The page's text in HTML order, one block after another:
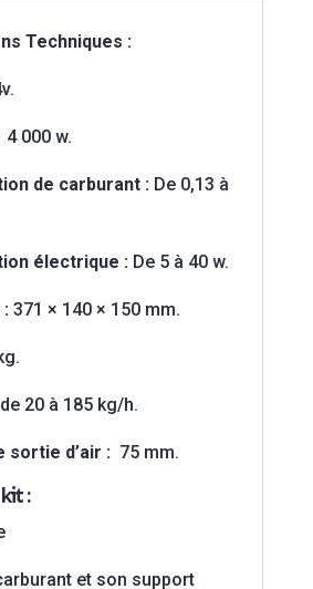
Techniques :
4 000 w.
de carburant :De 0,13 à
électrique :De 5 à 40 w.
: 371 × 140 × 150 mm.
20 à 185 kg/h.
sortie d’air :75 mm.
:
et son support